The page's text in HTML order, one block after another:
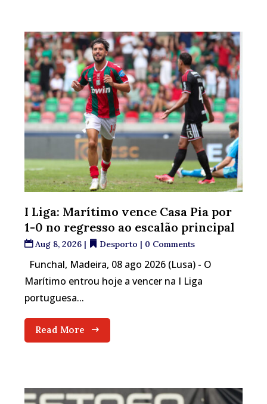
I Liga: Marítimo vence Casa Pia por
1-0 no regresso ao escalão principal
Aug 8, 2026 | Desporto | 0 Comments
Funchal, Madeira, 08 ago 2026 (Lusa) - O
Marítimo entrou hoje a vencer na I Liga
portuguesa...
Read More